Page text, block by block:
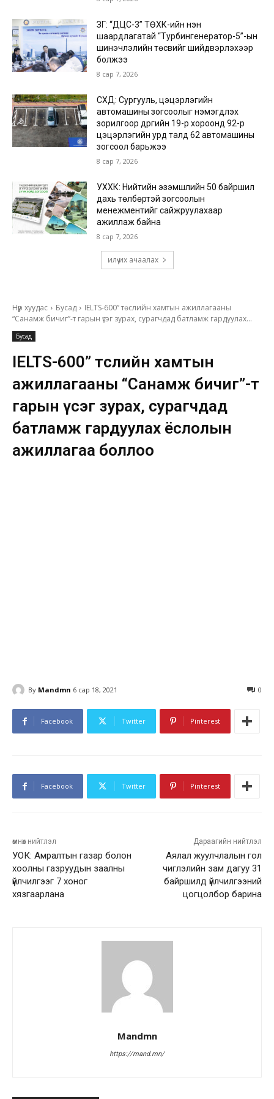
ЗГ: “ДЦС-3” ТӨХК-ийн нэн
шаардлагатай “Турбингенератор-5”-ын
шинэчлэлийн төсвийг шийдвэрлэхээр
болжээ
8 сар 7, 2026
СХД: Сургууль, цэцэрлэгийн
автомашины зогсоолыг нэмэгдүүлэх
зорилгоор дүүргийн 19-р хороонд 92-р
цэцэрлэгийн урд талд 62 автомашины
зогсоол барьжээ
8 сар 7, 2026
УХХК: Нийтийн эзэмшлийн 50 байршил
дахь төлбөртэй зогсоолын
менежментийг сайжруулахаар
ажиллаж байна
8 сар 7, 2026
илүү их ачаалах